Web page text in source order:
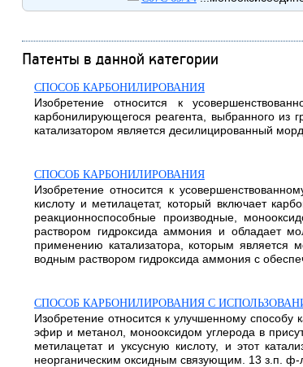
Патенты в данной категории
СПОСОБ КАРБОНИЛИРОВАНИЯ
Изобретение относится к
карбонилирующегося реагента, выбранного из
катализатором является десилицированный
СПОСОБ КАРБОНИЛИРОВАНИЯ
Изобретение относится к
кислоту и метилацетат, который включает
реакционноспособные производные,
раствором гидроксида аммония и обладает
применению катализатора, которым
водным раствором гидроксида аммония с
СПОСОБ КАРБОНИЛИРОВАНИЯ С
Изобретение относится к улучшенному
эфир и метанол, монооксидом углерода в
метилацетат и уксусную кислоту, и этот
неорганическим оксидным связующим. 13 з.п. ф-